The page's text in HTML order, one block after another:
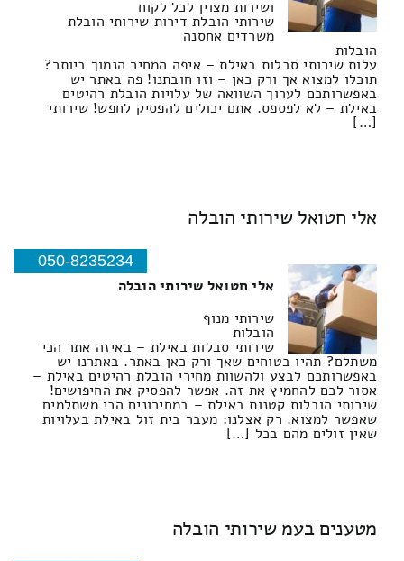
ושירות מצוין לכל לקוח
שירותי הובלת דירות שירותי הובלת
משרדים אחסנה
הובלות
עלות שירותי סבלות באילת – איפה המחיר הנמוך ביותר?
תוכלו למצוא אך ורק כאן – וזו חובתנו! פה באתר יש
באפשרותכם לערוך השוואה של עלויות הובלת רהיטים
באילת – לא לפספס. אתם יכולים להפסיק לחפש! שירותי
[…]
אלי חטואל שירותי הובלה
050-8235234
אלי חטואל שירותי הובלה
שירותי מנוף
הובלות
שירותי סבלות באילת – באיזה אתר הכי
משתלם? תהיו בטוחים שאך ורק כאן באתר. באתרנו יש
באפשרותכם לבצע ולהשוות מחירי הובלת רהיטים באילת –
אסור לכם להחמיץ את זה. אפשר להפסיק את החיפושים!
שירותי הובלות קטנות באילת – במחירונים הכי משתלמים
שאפשר למצוא. רק אצלנו: מעבר בית זול באילת בעלויות
שאין זולים מהם בכל […]
מטענים בעמ שירותי הובלה